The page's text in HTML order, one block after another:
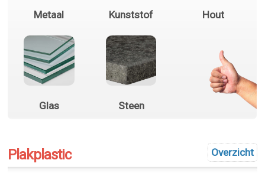
Metaal Kunststof Hout
Glas Steen
Overzicht
Plakplastic